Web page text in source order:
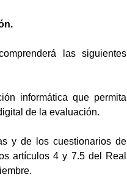
las siguientes
informática que permita
de la evaluación.
y de los cuestionarios de
artículos 4 y 7.5 del Real